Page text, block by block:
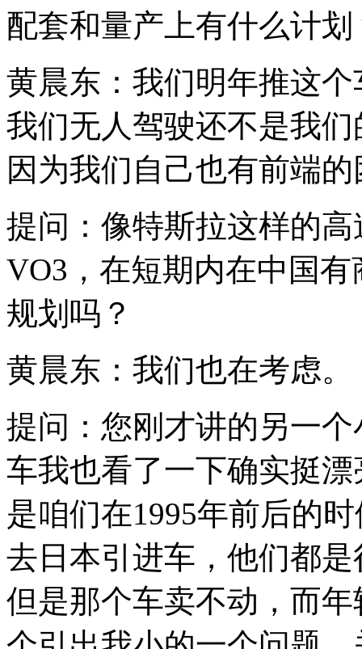
配套和量产上有什么计划
黄晨东：我们明年推这
我们无人驾驶还不是我
因为我们自己也有前端
提问：像特斯拉这样的
VO3，在短期内在中国
规划吗？
黄晨东：我们也在考虑。
提问：您刚才讲的另一
车我也看了一下确实挺
是咱们在1995年前后的
去日本引进车，他们都
但是那个车卖不动，而